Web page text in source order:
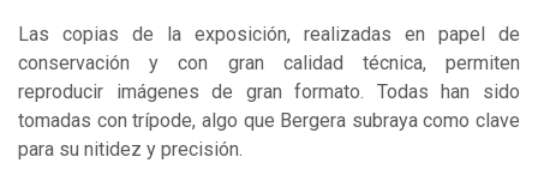
Las copias de la exposición, realizadas en papel de
conservación y con gran calidad técnica, permiten
reproducir imágenes de gran formato. Todas han sido
tomadas con trípode, algo que Bergera subraya como clave
para su nitidez y precisión.